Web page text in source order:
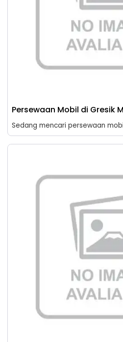
Persewaan Mobil di Gresik
Sedang mencari persewaan